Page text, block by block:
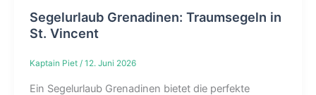
Segelurlaub Grenadinen: Traumsegeln in
St. Vincent
Kaptain Piet / 12. Juni 2026
Ein Segelurlaub Grenadinen bietet die perfekte